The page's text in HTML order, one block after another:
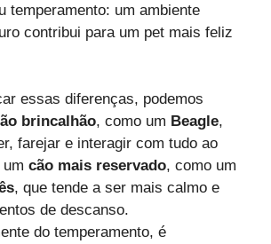
temperamento: um ambiente
contribui para um pet mais feliz
essas diferenças, podemos
brincalhão, como um Beagle,
farejar e interagir com tudo ao
cão mais reservado, como um
, que tende a ser mais calmo e
de descanso.
do temperamento, é